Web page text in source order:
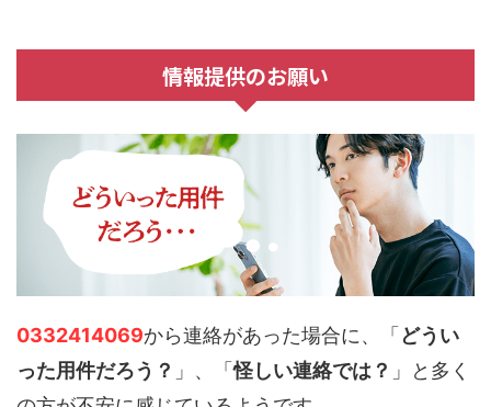
情報提供のお願い
0332414069から連絡があった場合に、「どうい
った用件だろう？ 」、「怪しい連絡では？ 」と多く